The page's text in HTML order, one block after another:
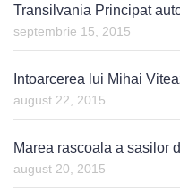
Transilvania Principat
septembrie 15, 2015
Intoarcerea lui Mihai
august 22, 2015
Marea rascoala a sasilor
august 20, 2015